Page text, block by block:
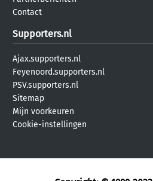
Contact
Supporters.nl
Ajax.supporters.nl
Feyenoord.supporters.nl
PSV.supporters.nl
Sitemap
Mijn voorkeuren
Cookie-instellingen